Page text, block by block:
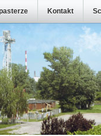
Kontakt